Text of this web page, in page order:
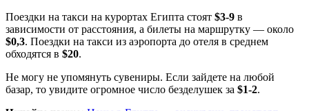
Поездки на такси на курортах Египта стоят $3-9 в
зависимости от расстояния, а билеты на маршрутку — около
$0,3. Поездки на такси из аэропорта до отеля в среднем
обходятся в $20.
Не могу не упомянуть сувениры. Если зайдете на любой
базар, то увидите огромное число безделушек за $1-2.